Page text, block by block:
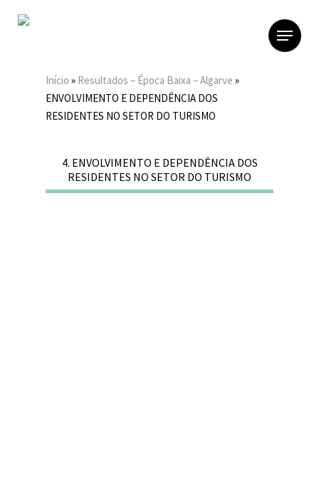
Menu
Início » Resultados – Época Baixa – Algarve »
ENVOLVIMENTO E DEPENDÊNCIA DOS
RESIDENTES NO SETOR DO TURISMO
4. ENVOLVIMENTO E DEPENDÊNCIA DOS
RESIDENTES NO SETOR DO TURISMO